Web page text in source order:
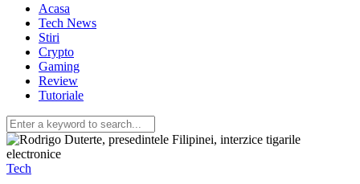
Acasa
Tech News
Stiri
Crypto
Gaming
Review
Tutoriale
Tech